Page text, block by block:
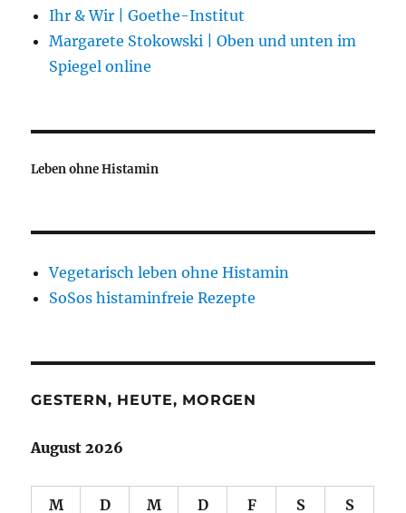
Ihr & Wir | Goethe-Institut
Margarete Stokowski | Oben und unten im
Spiegel online
Leben ohne Histamin
Vegetarisch leben ohne Histamin
SoSos histaminfreie Rezepte
GESTERN, HEUTE, MORGEN
August 2026
M D M D F S S